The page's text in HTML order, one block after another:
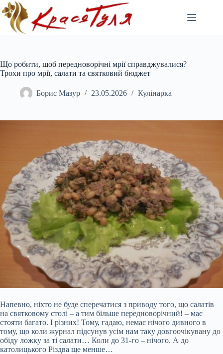
Перейти
до
вмісту
Що робити, щоб передноворічні мрії справджувалися?
Трохи про мрії, салати та святковий бюджет
Борис Мазур 23.05.2026 Кулінарка
Напевно, ніхто не буде сперечатися з приводу того, що салатів
на святковому столі – а тим більше передноворічний! – має
стояти багато. І різних! Тому, гадаю, немає нічого дивного в
тому, що коли журнал підсунув усім нам таку довгоочікувану до
обіду ложку за ті салати… Коли до 31-го – нічого. А до
католицького Різдва ще менше…